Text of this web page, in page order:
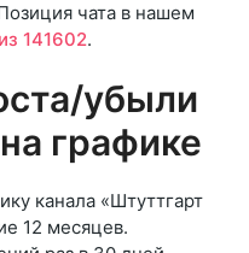
чата в нашем
141602.
убыли
графике
канала «Штуттгарт
12 месяцев.